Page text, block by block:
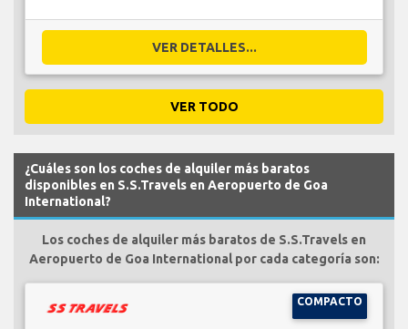
VER DETALLES...
VER TODO
¿Cuáles son los coches de alquiler más baratos
disponibles en S.S.Travels en Aeropuerto de Goa
International?
Los coches de alquiler más baratos de S.S.Travels en
Aeropuerto de Goa International por cada categoría son:
COMPACTO